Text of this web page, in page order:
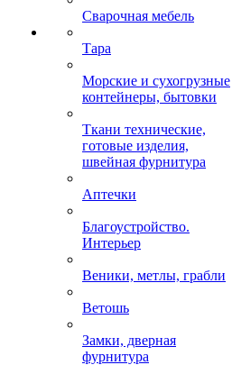
Сварочная мебель
Тара
Морские и сухогрузные
контейнеры, бытовки
Ткани технические,
готовые изделия,
швейная фурнитура
Аптечки
Благоустройство.
Интерьер
Веники, метлы, грабли
Ветошь
Замки, дверная
фурнитура